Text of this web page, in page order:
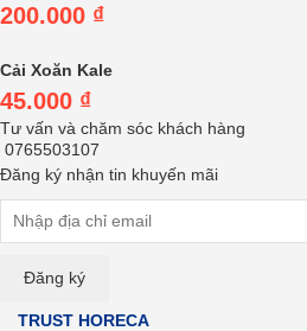
200.000 ₫
Cải Xoăn Kale
45.000 ₫
Tư vấn và chăm sóc khách hàng
0765503107
Đăng ký nhận tin khuyến mãi
TRUST HORECA